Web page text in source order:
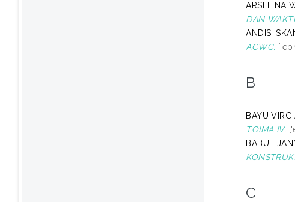
ARSELINA
DAN
ANDIS
ACWC.
B
BAYU
TOIMA IV.
BABUL
C